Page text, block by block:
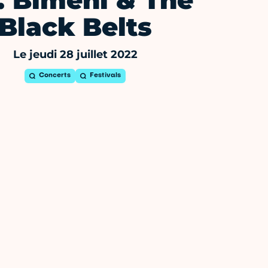
Belts
Le jeudi 28 juillet 2022
Concerts Festivals